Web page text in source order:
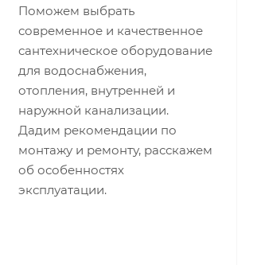
Поможем выбрать
современное и качественное
сантехническое оборудование
для водоснабжения,
отопления, внутренней и
наружной канализации.
Дадим рекомендации по
монтажу и ремонту, расскажем
об особенностях
эксплуатации.